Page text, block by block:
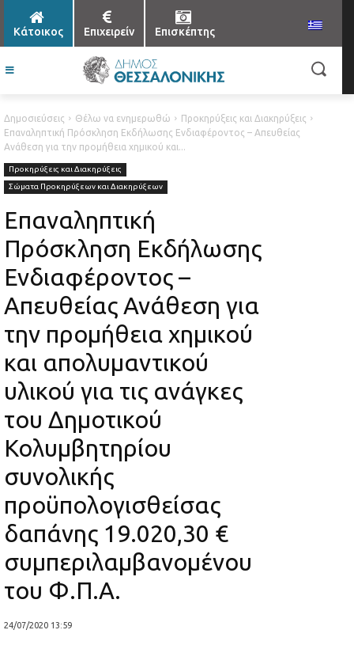
Κάτοικος Επιχειρείν Επισκέπτης
Δημοσιεύσεις Θέλω να ενημερωθώ
Προκηρύξεις και Διακηρύξεις
Επαναληπτική Πρόσκληση Εκδήλωσης Ενδιαφέροντος – Απευθείας
Ανάθεση για την προμήθεια χημικού και...
Προκηρύξεις και Διακηρύξεις
Σώματα Προκηρύξεων και Διακηρύξεων
Επαναληπτική
Πρόσκληση Εκδήλωσης
Ενδιαφέροντος –
Απευθείας Ανάθεση για
την προμήθεια χημικού
και απολυμαντικού
υλικού για τις ανάγκες
του Δημοτικού
Κολυμβητηρίου
συνολικής
προϋπολογισθείσας
δαπάνης 19.020,30 €
συμπεριλαμβανομένου
του Φ.Π.Α.
24/07/2020 13:59